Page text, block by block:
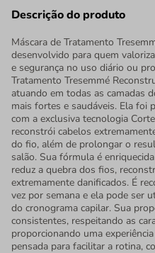
Descrição do produto
Máscara de Tratamento
desenvolvido para quem
e segurança no uso diário ou
Tratamento Tresemmé
atuando em todas as camadas
mais fortes e saudáveis. Ela foi
com a exclusiva tecnologia
reconstrói cabelos
do fio, além de prolongar o
salão. Sua fórmula é
reduz a quebra dos fios,
extremamente danificados. É
vez por semana e ela pode ser
do cronograma capilar. Sua
consistentes, respeitando as
proporcionando uma
pensada para facilitar a rotina,